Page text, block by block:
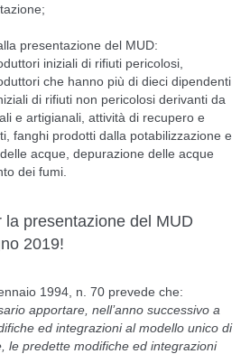
presentazione del MUD:
iniziali di rifiuti pericolosi,
che hanno più di dieci dipendenti
di rifiuti non pericolosi derivanti da
e artigianali, attività di recupero e
fanghi prodotti dalla potabilizzazione e
acque, depurazione delle acque
dei fumi.
la presentazione del MUD
2019!
1994, n. 70 prevede che:
apportare, nell’anno successivo a
ed integrazioni al modello unico di
le predette modifiche ed integrazioni